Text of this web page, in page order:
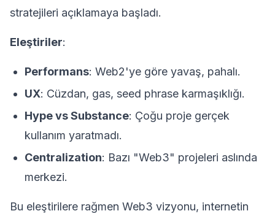
stratejileri açıklamaya başladı.
Eleştiriler:
Performans: Web2'ye göre yavaş, pahalı.
UX: Cüzdan, gas, seed phrase karmaşıklığı.
Hype vs Substance: Çoğu proje gerçek
kullanım yaratmadı.
Centralization: Bazı "Web3" projeleri aslında
merkezi.
Bu eleştirilere rağmen Web3 vizyonu, internetin